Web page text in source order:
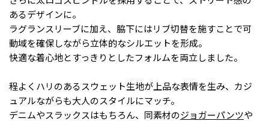
あるデザインに。
ラグランスリーブに加え、脇下にはリブ切替を施すことで可
動域を確保しながら立体的なシルエットを形成。
快適な着心地とすっきりとしたフォルムを両立しました。
程よくハリのあるスウェット生地が上品な表情を生み、カジ
ュアルながらも大人のスタイルにマッチ。
デニムやスラックスはもちろん、同素材のジョガーパンツや